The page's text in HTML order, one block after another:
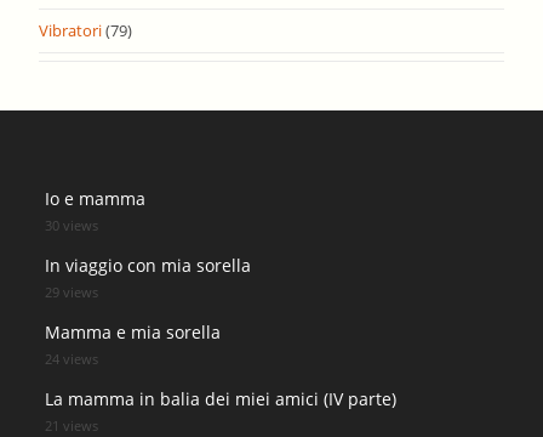
Vibratori(79)
Io e mamma
30 views
In viaggio con mia sorella
29 views
Mamma e mia sorella
24 views
La mamma in balia dei miei amici (IV parte)
21 views